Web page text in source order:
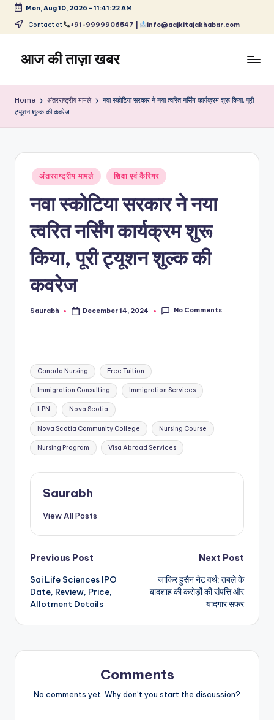
Skip
content
Mon, Aug 10, 2026 - 11:41:22 AM
Contact at +91-9999906547 | info@aajkitajakhabar.com
आज की ताज़ा खबर
खेल,
और
Home अंतरराष्ट्रीय मामले
नवा स्कोटिया सरकार ने नया त्वरित नर्सिंग कार्यक्रम शुरू किया, पूरी
ट्यूशन शुल्क की कवरेज
Posted
in
अंतरराष्ट्रीय मामले शिक्षा एवं कैरियर
नवा स्कोटिया सरकार ने नया
त्वरित नर्सिंग कार्यक्रम शुरू
किया, पूरी ट्यूशन शुल्क की
कवरेज
Posted
Saurabh December 14, 2024 No Comments
Tags:
Canada Nursing Free Tuition
Immigration Consulting Immigration Services
LPN Nova Scotia
Nova Scotia Community College Nursing Course
Nursing Program Visa Abroad Services
Saurabh
View All Posts
Post
navigation
Previous Post
Sai Life Sciences IPO
Date, Review, Price,
Allotment Details
Next Post
जाकिर हुसैन नेट वर्थ: तबले के
बादशाह की करोड़ों की संपत्ति और
यादगार सफर
Comments
No comments yet. Why don’t you start the discussion?